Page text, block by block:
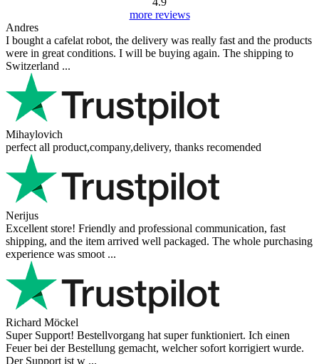
more reviews
Andres
I bought a cafelat robot, the delivery was really fast and the products
were in great conditions. I will be buying again. The shipping to
Switzerland ...
Mihaylovich
perfect all product,company,delivery, thanks recomended
Nerijus
Excellent store! Friendly and professional communication, fast
shipping, and the item arrived well packaged. The whole purchasing
experience was smoot ...
Richard Möckel
Super Support! Bestellvorgang hat super funktioniert. Ich einen
Feuer bei der Bestellung gemacht, welcher sofort korrigiert wurde.
Der Support ist w ...